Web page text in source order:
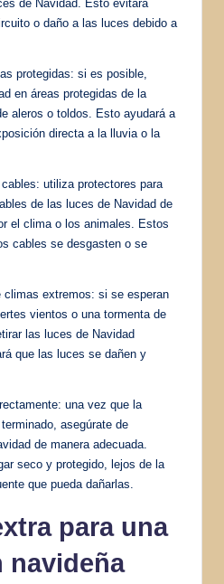
de Navidad. Esto evitará
o daño a las luces debido a
protegidas: si es posible,
en áreas protegidas de la
aleros o toldos. Esto ayudará a
directa a la lluvia o la
utiliza protectores para
de las luces de Navidad de
el clima o los animales. Estos
cables se desgasten o se
extremos: si se esperan
vientos o una tormenta de
las luces de Navidad
que las luces se dañen y
una vez que la
asegúrate de
de manera adecuada.
seco y protegido, lejos de la
que pueda dañarlas.
para una
navideña